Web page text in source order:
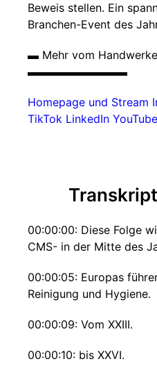
Beweis stellen. Ein
Branchen-Event des
▬ Mehr vom
▬▬▬▬▬▬▬▬▬
Homepage und Stream
TikTok LinkedIn YouTube
00:00:00: Diese Folge
CMS- in der Mitte des
00:00:05: Europas
Reinigung und Hygiene.
00:00:09: Vom XXIII.
00:00:10: bis XXVI.